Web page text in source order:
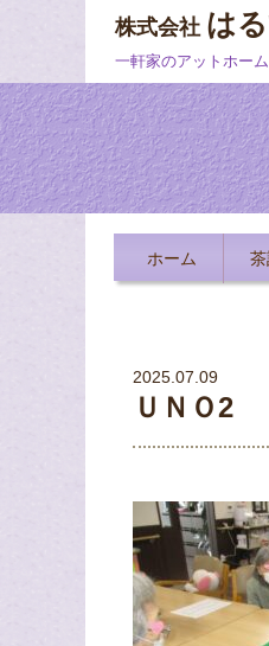
株式会社 は
一軒家のアットホー
ホーム
2025.07.09
ＵＮＯ2